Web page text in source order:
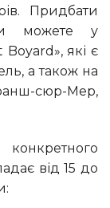
Придбати
можете у
які є
а також на
сюр-Мер,
від 15 до